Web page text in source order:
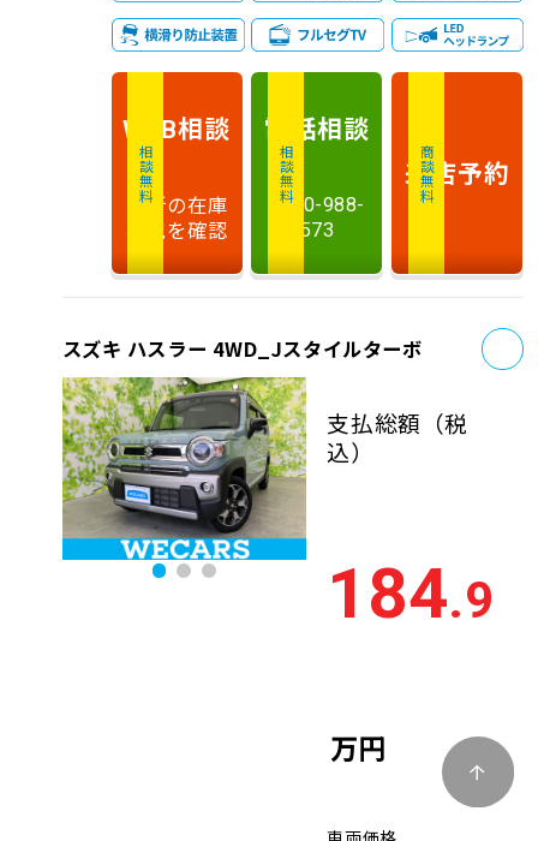
相談無料
WEB相談
最新の在庫
状況を確認
相談無料
電話相談
0120-988-
573
商談無料
来店予約
スズキ ハスラー 4WD_Jスタイルターボ
支払総額 （税
込）
184.9
万円